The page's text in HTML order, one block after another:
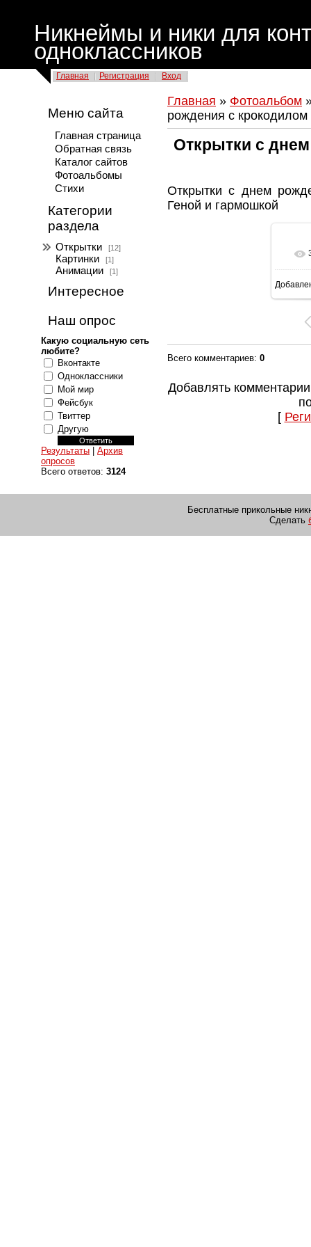
Никнеймы и ники для
одноклассников
Главная Регистрация Вход
Меню сайта
Главная страница
Обратная связь
Каталог сайтов
Фотоальбомы
Стихи
Категории
раздела
Открытки [12]
Картинки [1]
Анимации [1]
Интересное
Наш опрос
Какую социальную сеть
любите?
Вконтакте
Одноклассники
Мой мир
Фейсбук
Твиттер
Другую
Результаты
Архив
опросов
Всего ответов: 3124
Главная » Фотоальбом
рождения с крокодилом
Открытки с
Открытки с днем
Геной и гармошкой
Всего комментариев: 0
Добавлять
[
Бесплатные прикольные
Сделать